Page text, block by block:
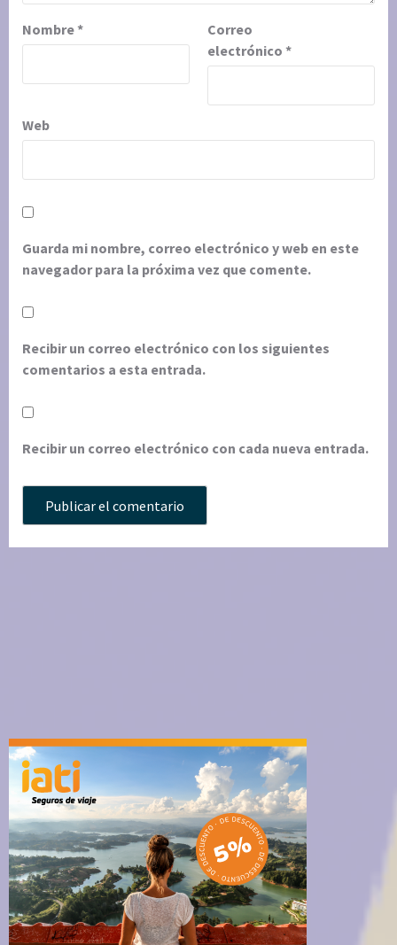
Nombre*
Correo
electrónico *
Web
Guarda mi nombre, correo electrónico y web en este
navegador para la próxima vez que comente.
Recibir un correo electrónico con los siguientes
comentarios a esta entrada.
Recibir un correo electrónico con cada nueva entrada.